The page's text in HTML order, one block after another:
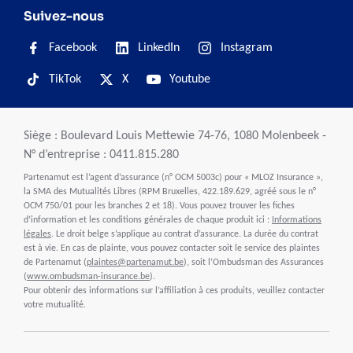
Suivez-nous
Facebook LinkedIn Instagram
TikTok X Youtube
Siège : Boulevard Louis Mettewie 74-76, 1080 Molenbeek -
N° d’entreprise : 0411.815.280
Partenamut est l’agent d’assurance (n° OCM 5003c) pour « MLOZ Insurance »,
la SMA des Mutualités Libres (RPM Bruxelles, 422.189.629, agréé sous le n°
OCM 750/01 pour les branches 2 et 18). Vous pouvez trouver les fiches
d’information et les conditions générales de chaque produit ici : Informations
légales. Le droit belge s’applique au contrat d’assurance. La durée du contrat
est à vie. En cas de plainte, vous pouvez contacter soit le service des plaintes
de Partenamut (plaintes@partenamut.be), soit l’Ombudsman des Assurances
(www.ombudsman-insurance.be).
Pour obtenir des informations sur l’affiliation à ces produits, veuillez contacter
votre mutualité.